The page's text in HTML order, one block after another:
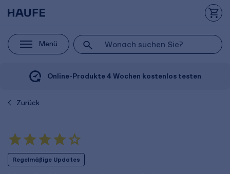
Menü
Online-Produkte 4 Wochen kostenlos testen
Zurück
Regelmäßige Updates